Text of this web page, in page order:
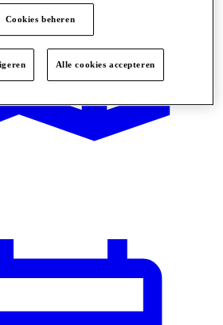
Cookies beheren
Alle cookies accepteren